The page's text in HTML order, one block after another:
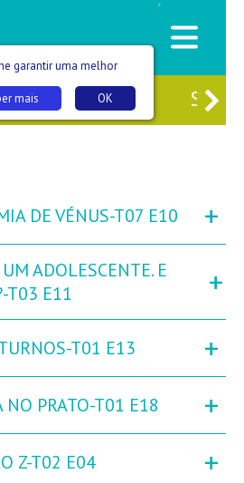
/
21 SEX 22 SÁB
DE VÉNUS-T07 E10 +
ADOLESCENTE. E
T03 E11
+
T01 E13 +
NO PRATO-T01 E18 +
Z-T02 E04 +
garantir uma melhor
OK
mais